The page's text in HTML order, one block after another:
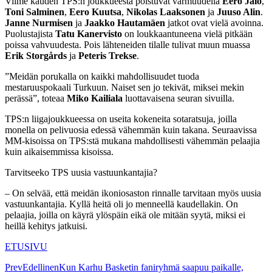
Toni Salminen, Eero Kuutsa, Nikolas Laaksonen ja Juuso Alin.
Janne Nurmisen ja Jaakko Hautamäen jatkot ovat vielä avoinna.
Puolustajista Tatu Kanervisto on loukkaantuneena vielä pitkään
poissa vahvuudesta. Pois lähteneiden tilalle tulivat muun muassa
Erik Storgårds ja Peteris Trekse.
”Meidän porukalla on kaikki mahdollisuudet tuoda
mestaruuspokaali Turkuun. Naiset sen jo tekivät, miksei mekin
perässä”, toteaa Miko Kailiala luottavaisena seuran sivuilla.
TPS:n liigajoukkueessa on useita kokeneita sotaratsuja, joilla
monella on pelivuosia edessä vähemmän kuin takana. Seuraavissa
MM-kisoissa on TPS:stä mukana mahdollisesti vähemmän pelaajia
kuin aikaisemmissa kisoissa.
Tarvitseeko TPS uusia vastuunkantajia?
– On selvää, että meidän ikoniosaston rinnalle tarvitaan myös uusia
vastuunkantajia. Kyllä heitä oli jo menneellä kaudellakin. On
pelaajia, joilla on käyrä ylöspäin eikä ole mitään syytä, miksi ei
heillä kehitys jatkuisi.
ETUSIVU
PrevEdellinenKun Karhu Basketin faniryhmä saapuu paikalle,